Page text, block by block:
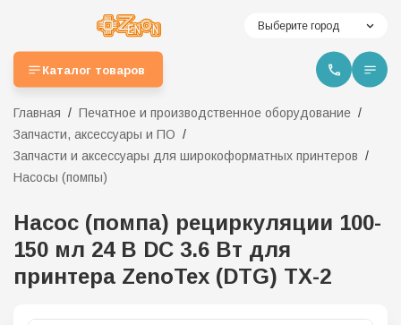
Выберите город
Каталог товаров
Главная
Печатное и производственное оборудование
Запчасти, аксессуары и ПО
Запчасти и аксессуары для широкоформатных принтеров
Насосы (помпы)
Насос (помпа) рециркуляции 100-
150 мл 24 В DC 3.6 Вт для
принтера ZenoTex (DTG) TX-2